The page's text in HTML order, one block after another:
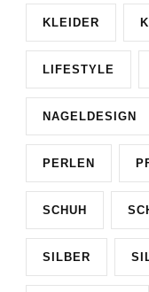
KLEIDER
LIFESTYLE
NAGELDESIGN
PERLEN
SCHUH
SILBER